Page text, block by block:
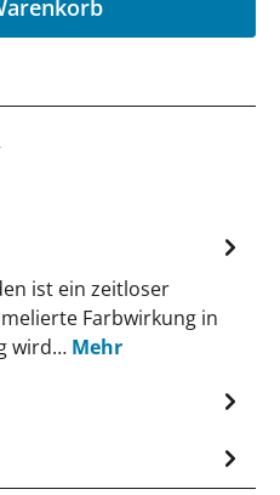
ist ein zeitloser
Farbwirkung in
wird… Mehr